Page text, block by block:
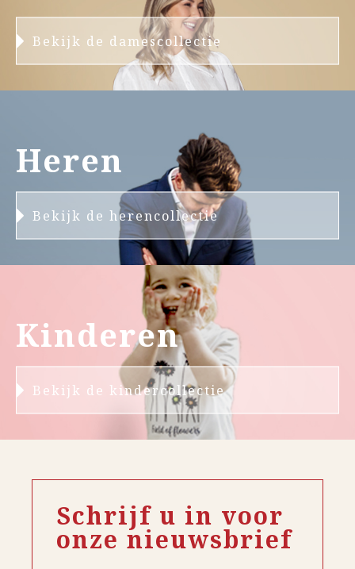
Bekijk de damescollectie
Heren
Bekijk de herencollectie
Kinderen
Bekijk de kindercollectie
Schrijf u in voor
onze nieuwsbrief